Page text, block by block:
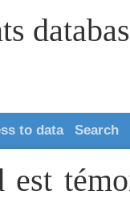
to data Search
est